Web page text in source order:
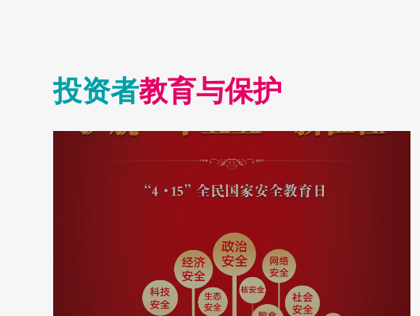
投资者教育与保护